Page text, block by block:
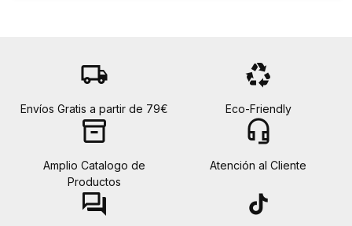
local_shipping
Envíos Gratis a partir de 79€
recycling
Eco-Friendly
inventory_2
Amplio Catalogo de
Productos
headset_mic
Atención al Cliente
forum tiktok